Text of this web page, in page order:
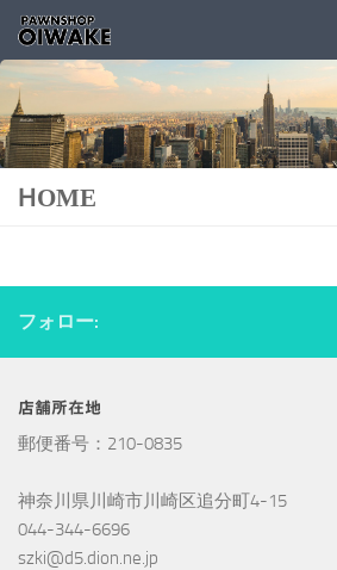
コンテンツへスキップ
HOME
フォロー:
店舗所在地
郵便番号：210-0835
神奈川県川崎市川崎区追分町4-15
044-344-6696
szki@d5.dion.ne.jp